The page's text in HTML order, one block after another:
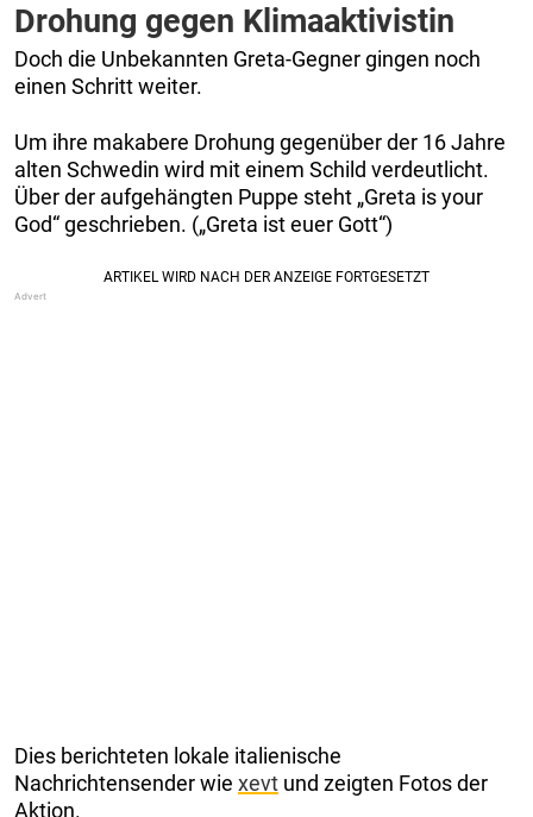
Drohung gegen Klimaaktivistin
Doch die Unbekannten Greta-Gegner gingen noch
einen Schritt weiter.
Um ihre makabere Drohung gegenüber der 16 Jahre
alten Schwedin wird mit einem Schild verdeutlicht.
Über der aufgehängten Puppe steht „Greta is your
God“ geschrieben. („Greta ist euer Gott“)
Dies berichteten lokale italienische
Nachrichtensender wie xevt und zeigten Fotos der
Aktion.